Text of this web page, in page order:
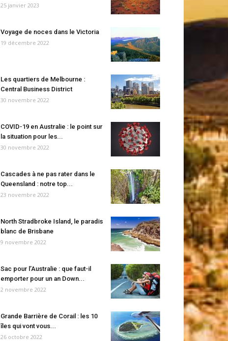
25 janvier 2023
Voyage de noces dans le Victoria
19 décembre 2022
Les quartiers de Melbourne :
Central Business District
30 novembre 2022
COVID-19 en Australie : le point sur
la situation pour les...
30 novembre 2022
Cascades à ne pas rater dans le
Queensland : notre top...
23 novembre 2022
North Stradbroke Island, le paradis
blanc de Brisbane
9 novembre 2022
Sac pour l’Australie : que faut-il
emporter pour un an Down...
2 novembre 2022
Grande Barrière de Corail : les 10
îles qui vont vous...
26 octobre 2022